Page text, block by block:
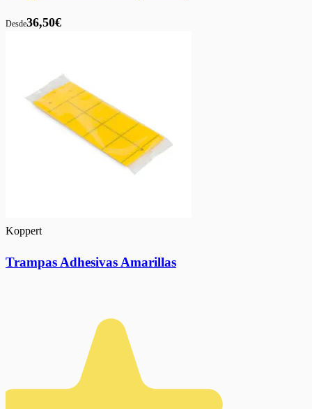
Desde36,50€
Koppert
Trampas Adhesivas Amarillas